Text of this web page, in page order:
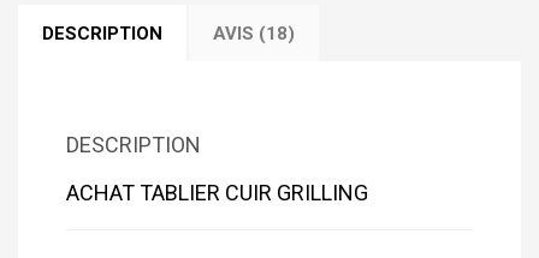
DESCRIPTION AVIS (18)
DESCRIPTION
ACHAT TABLIER CUIR GRILLING